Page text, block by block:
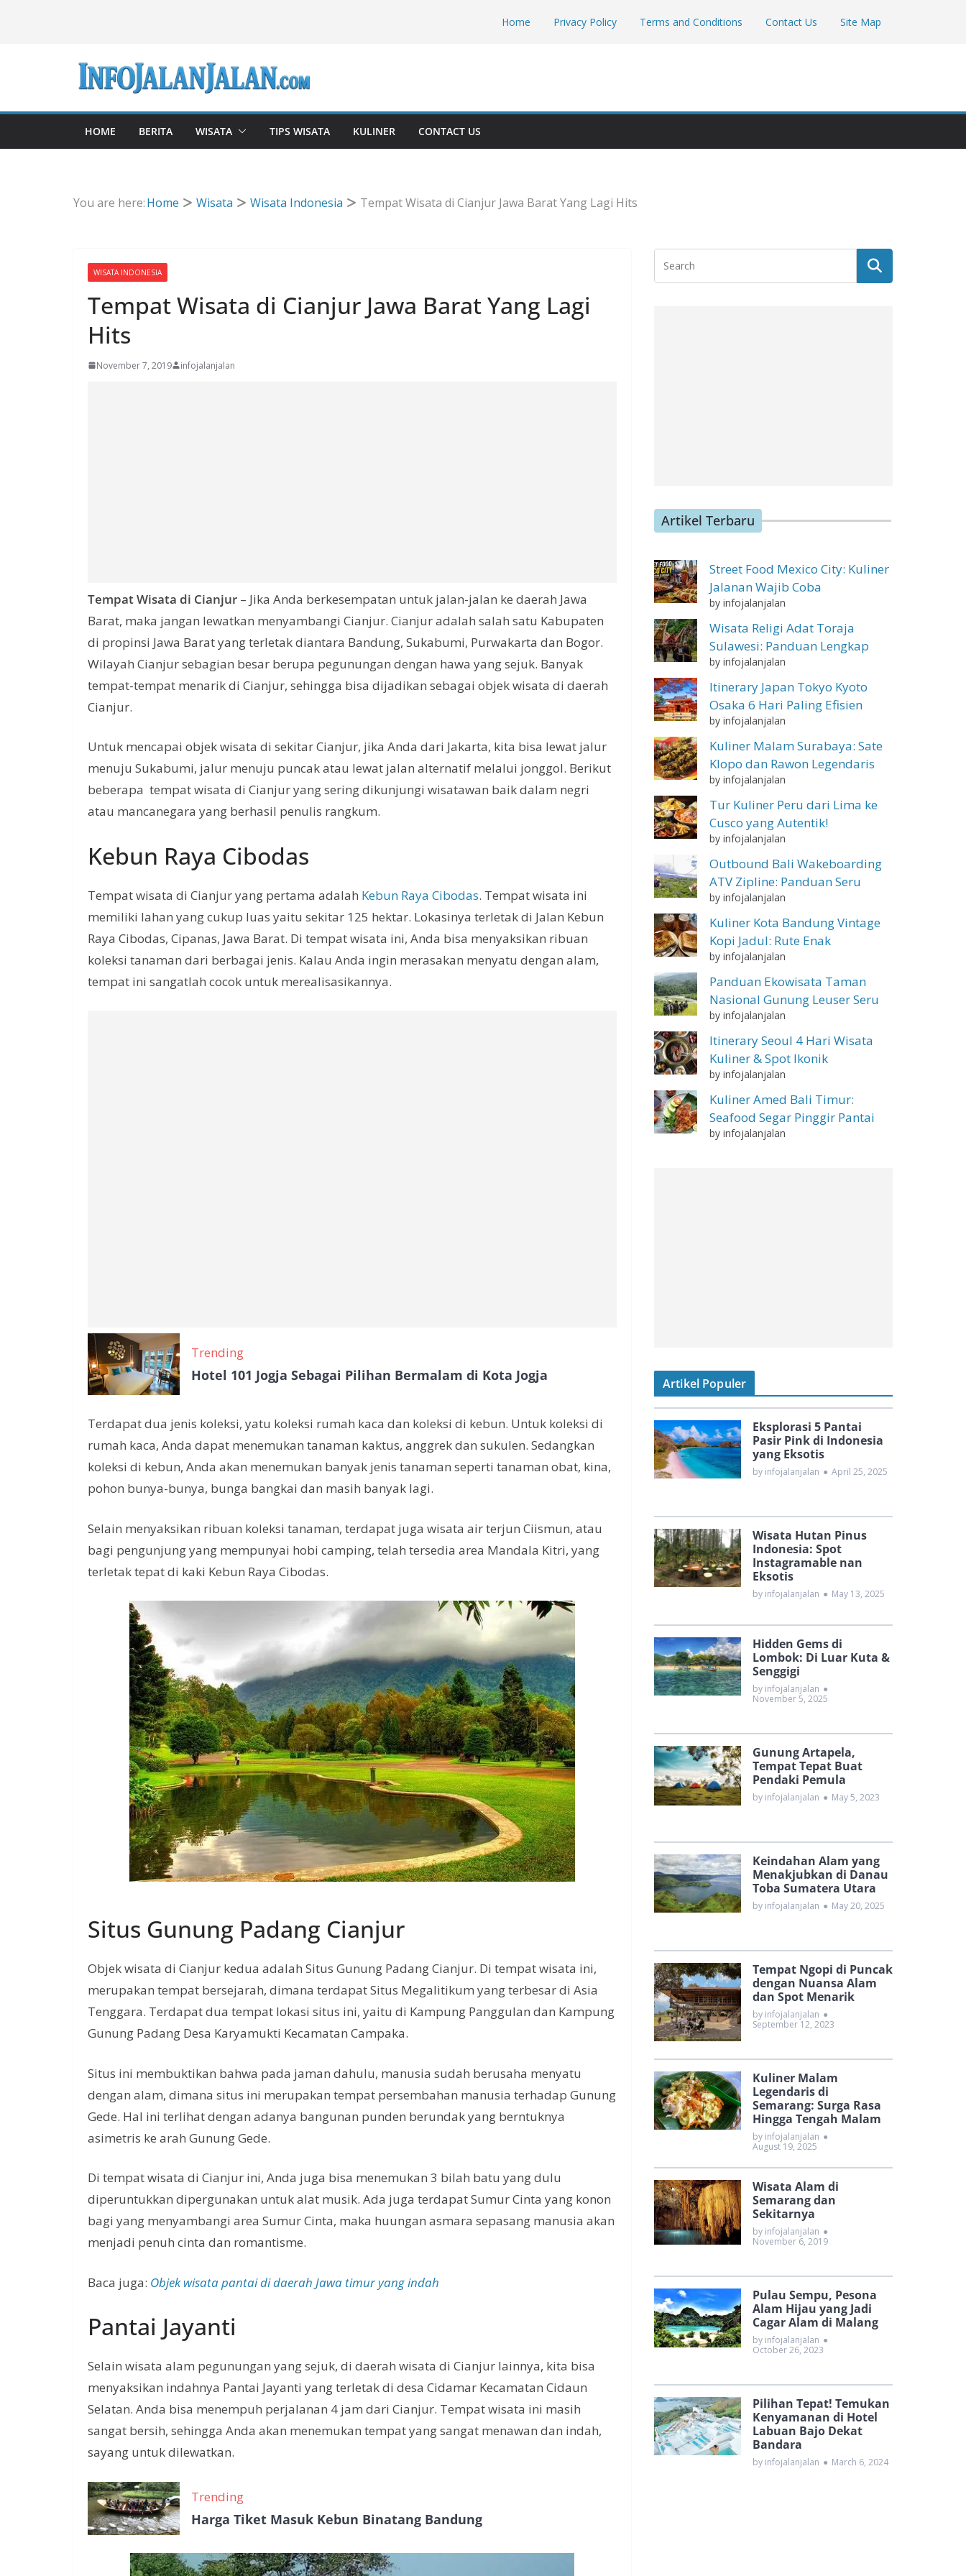
Home Privacy Policy Terms and Conditions Contact Us Site Map
HOME BERITA WISATA TIPS WISATA KULINER CONTACT US
You are here:Home Wisata Wisata Indonesia Tempat Wisata di Cianjur Jawa Barat Yang Lagi Hits
WISATA INDONESIA
Tempat Wisata di Cianjur Jawa Barat Yang Lagi
Hits
November 7, 2019 infojalanjalan
Tempat Wisata di Cianjur – Jika Anda berkesempatan untuk jalan-jalan ke daerah Jawa
Barat, maka jangan lewatkan menyambangi Cianjur. Cianjur adalah salah satu Kabupaten
di propinsi Jawa Barat yang terletak diantara Bandung, Sukabumi, Purwakarta dan Bogor.
Wilayah Cianjur sebagian besar berupa pegunungan dengan hawa yang sejuk. Banyak
tempat-tempat menarik di Cianjur, sehingga bisa dijadikan sebagai objek wisata di daerah
Cianjur.
Untuk mencapai objek wisata di sekitar Cianjur, jika Anda dari Jakarta, kita bisa lewat jalur
menuju Sukabumi, jalur menuju puncak atau lewat jalan alternatif melalui jonggol. Berikut
beberapa tempat wisata di Cianjur yang sering dikunjungi wisatawan baik dalam negri
atau mancanegara yang berhasil penulis rangkum.
Kebun Raya Cibodas
Tempat wisata di Cianjur yang pertama adalah Kebun Raya Cibodas. Tempat wisata ini
memiliki lahan yang cukup luas yaitu sekitar 125 hektar. Lokasinya terletak di Jalan Kebun
Raya Cibodas, Cipanas, Jawa Barat. Di tempat wisata ini, Anda bisa menyaksikan ribuan
koleksi tanaman dari berbagai jenis. Kalau Anda ingin merasakan menyatu dengan alam,
tempat ini sangatlah cocok untuk merealisasikannya.
Trending
Hotel 101 Jogja Sebagai Pilihan Bermalam di Kota Jogja
Terdapat dua jenis koleksi, yatu koleksi rumah kaca dan koleksi di kebun. Untuk koleksi di
rumah kaca, Anda dapat menemukan tanaman kaktus, anggrek dan sukulen. Sedangkan
koleksi di kebun, Anda akan menemukan banyak jenis tanaman seperti tanaman obat, kina,
pohon bunya-bunya, bunga bangkai dan masih banyak lagi.
Selain menyaksikan ribuan koleksi tanaman, terdapat juga wisata air terjun Ciismun, atau
bagi pengunjung yang mempunyai hobi camping, telah tersedia area Mandala Kitri, yang
terletak tepat di kaki Kebun Raya Cibodas.
Situs Gunung Padang Cianjur
Objek wisata di Cianjur kedua adalah Situs Gunung Padang Cianjur. Di tempat wisata ini,
merupakan tempat bersejarah, dimana terdapat Situs Megalitikum yang terbesar di Asia
Tenggara. Terdapat dua tempat lokasi situs ini, yaitu di Kampung Panggulan dan Kampung
Gunung Padang Desa Karyamukti Kecamatan Campaka.
Situs ini membuktikan bahwa pada jaman dahulu, manusia sudah berusaha menyatu
dengan alam, dimana situs ini merupakan tempat persembahan manusia terhadap Gunung
Gede. Hal ini terlihat dengan adanya bangunan punden berundak yang berntuknya
asimetris ke arah Gunung Gede.
Di tempat wisata di Cianjur ini, Anda juga bisa menemukan 3 bilah batu yang dulu
diperuntukkan dipergunakan untuk alat musik. Ada juga terdapat Sumur Cinta yang konon
bagi yang menyambangi area Sumur Cinta, maka huungan asmara sepasang manusia akan
menjadi penuh cinta dan romantisme.
Baca juga: Objek wisata pantai di daerah Jawa timur yang indah
Pantai Jayanti
Selain wisata alam pegunungan yang sejuk, di daerah wisata di Cianjur lainnya, kita bisa
menyaksikan indahnya Pantai Jayanti yang terletak di desa Cidamar Kecamatan Cidaun
Selatan. Anda bisa menempuh perjalanan 4 jam dari Cianjur. Tempat wisata ini masih
sangat bersih, sehingga Anda akan menemukan tempat yang sangat menawan dan indah,
sayang untuk dilewatkan.
Trending
Harga Tiket Masuk Kebun Binatang Bandung
Artikel Terbaru
Street Food Mexico City: Kuliner
Jalanan Wajib Coba
by infojalanjalan
Wisata Religi Adat Toraja
Sulawesi: Panduan Lengkap
by infojalanjalan
Itinerary Japan Tokyo Kyoto
Osaka 6 Hari Paling Efisien
by infojalanjalan
Kuliner Malam Surabaya: Sate
Klopo dan Rawon Legendaris
by infojalanjalan
Tur Kuliner Peru dari Lima ke
Cusco yang Autentik!
by infojalanjalan
Outbound Bali Wakeboarding
ATV Zipline: Panduan Seru
by infojalanjalan
Kuliner Kota Bandung Vintage
Kopi Jadul: Rute Enak
by infojalanjalan
Panduan Ekowisata Taman
Nasional Gunung Leuser Seru
by infojalanjalan
Itinerary Seoul 4 Hari Wisata
Kuliner & Spot Ikonik
by infojalanjalan
Kuliner Amed Bali Timur:
Seafood Segar Pinggir Pantai
by infojalanjalan
Artikel Populer
Eksplorasi 5 Pantai
Pasir Pink di Indonesia
yang Eksotis
by infojalanjalan ● April 25, 2025
Wisata Hutan Pinus
Indonesia: Spot
Instagramable nan
Eksotis
by infojalanjalan ● May 13, 2025
Hidden Gems di
Lombok: Di Luar Kuta &
Senggigi
by infojalanjalan ●
November 5, 2025
Gunung Artapela,
Tempat Tepat Buat
Pendaki Pemula
by infojalanjalan ● May 5, 2023
Keindahan Alam yang
Menakjubkan di Danau
Toba Sumatera Utara
by infojalanjalan ● May 20, 2025
Tempat Ngopi di Puncak
dengan Nuansa Alam
dan Spot Menarik
by infojalanjalan ●
September 12, 2023
Kuliner Malam
Legendaris di
Semarang: Surga Rasa
Hingga Tengah Malam
by infojalanjalan ●
August 19, 2025
Wisata Alam di
Semarang dan
Sekitarnya
by infojalanjalan ●
November 6, 2019
Pulau Sempu, Pesona
Alam Hijau yang Jadi
Cagar Alam di Malang
by infojalanjalan ●
October 26, 2023
Pilihan Tepat! Temukan
Kenyamanan di Hotel
Labuan Bajo Dekat
Bandara
by infojalanjalan ● March 6, 2024